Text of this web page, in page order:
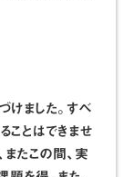
けました。すべ
とはできませ
たこの間、実